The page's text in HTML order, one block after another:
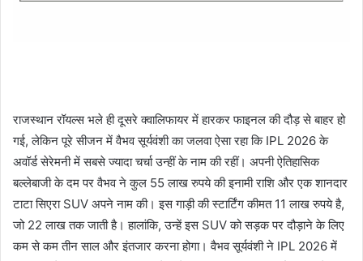
राजस्थान रॉयल्स भले ही दूसरे क्वालिफायर में हारकर फाइनल की दौड़ से बाहर हो
गई, लेकिन पूरे सीजन में वैभव सूर्यवंशी का जलवा ऐसा रहा कि IPL 2026 के
अवॉर्ड सेरेमनी में सबसे ज्यादा चर्चा उन्हीं के नाम की रहीं। अपनी ऐतिहासिक
बल्लेबाजी के दम पर वैभव ने कुल 55 लाख रुपये की इनामी राशि और एक शानदार
टाटा सिएरा SUV अपने नाम की। इस गाड़ी की स्टार्टिंग कीमत 11 लाख रुपये है,
जो 22 लाख तक जाती है। हालांकि, उन्हें इस SUV को सड़क पर दौड़ाने के लिए
कम से कम तीन साल और इंतजार करना होगा। वैभव सूर्यवंशी ने IPL 2026 में